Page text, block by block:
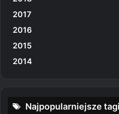
2017
2016
2015
2014
Najpopularniejsze tagi